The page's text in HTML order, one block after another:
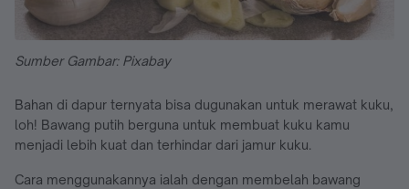
Sumber Gambar: Pixabay
Bahan di dapur ternyata bisa dugunakan untuk merawat kuku,
loh! Bawang putih berguna untuk membuat kuku kamu
menjadi lebih kuat dan terhindar dari jamur kuku.
Cara menggunakannya ialah dengan membelah bawang